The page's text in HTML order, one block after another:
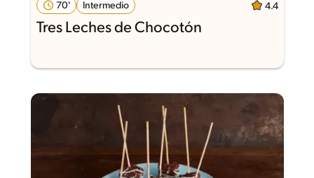
70' Intermedio 4.4
Tres Leches de Chocotón